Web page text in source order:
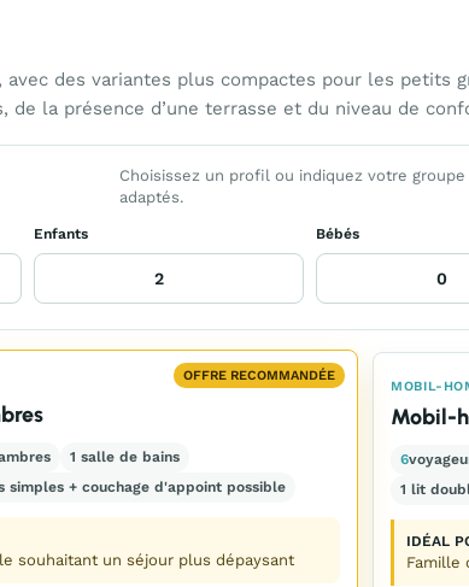
des variantes plus compactes pour les petits
la présence d’une terrasse et du niveau de
Choisissez un profil ou indiquez votre
adaptés.
Enfants Bébés
MOBIL-
Mobil-
6
1 lit
IDÉAL
Famille
OFFRE RECOMMANDÉE
1 salle de bains
simples + couchage d'appoint possible
souhaitant un séjour plus dépaysant